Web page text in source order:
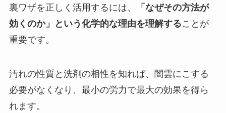
裏ワザを正しく活用するには、
「なぜその方法が
効くのか」という化学的な理由を理解することが
重要です。
汚れの性質と洗剤の相性を知れば、闇雲にこする
必要がなくなり、最小の労力で最大の効果を得ら
れます。